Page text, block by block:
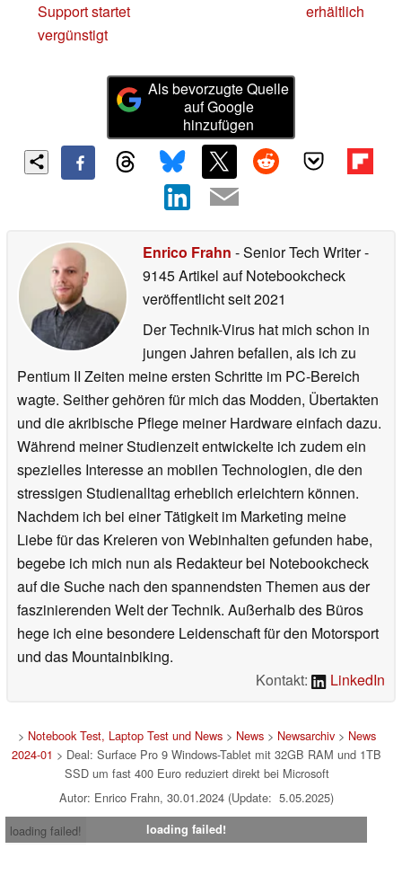
Support startet
vergünstigt
erhältlich
Als bevorzugte Quelle
auf Google
hinzufügen
Enrico Frahn - Senior Tech Writer-
9145 Artikel auf Notebookcheck
veröffentlichtseit 2021
Der Technik-Virus hat mich schon in
jungen Jahren befallen, als ich zu
Pentium II Zeiten meine ersten Schritte im PC-Bereich
wagte. Seither gehören für mich das Modden, Übertakten
und die akribische Pflege meiner Hardware einfach dazu.
Während meiner Studienzeit entwickelte ich zudem ein
spezielles Interesse an mobilen Technologien, die den
stressigen Studienalltag erheblich erleichtern können.
Nachdem ich bei einer Tätigkeit im Marketing meine
Liebe für das Kreieren von Webinhalten gefunden habe,
begebe ich mich nun als Redakteur bei Notebookcheck
auf die Suche nach den spannendsten Themen aus der
faszinierenden Welt der Technik. Außerhalb des Büros
hege ich eine besondere Leidenschaft für den Motorsport
und das Mountainbiking.
Kontakt:
LinkedIn
> Notebook Test, Laptop Test und News> News> Newsarchiv> News
2024-01 > Deal: Surface Pro 9 Windows-Tablet mit 32GB RAM und 1TB
SSD um fast 400 Euro reduziert direkt bei Microsoft
Autor: Enrico Frahn, 30.01.2024 (Update: 5.05.2025)
loading failed!
loading failed!